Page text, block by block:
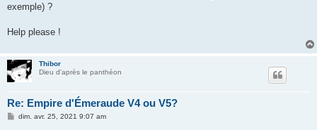
exemple) ?
Help please !
Thibor
Dieu d'après le panthéon
Re: Empire d'Émeraude V4 ou V5?
Mdim. avr. 25, 2021 9:07 am